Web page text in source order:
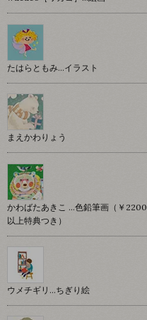
たはらともみ…イラスト
まえかわりょう
かわばたあきこ …色鉛筆画（￥2200
以上特典つき）
ウメチギリ…ちぎり絵